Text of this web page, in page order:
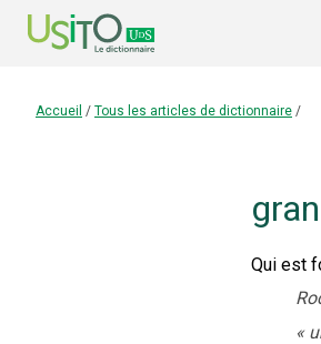
Accueil / Tous les articles de dictionnaire /
Qui est
«